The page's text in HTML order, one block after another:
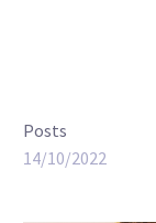
Posts
14/10/2022